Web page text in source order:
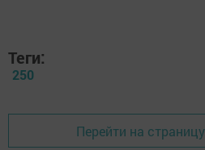
Теги:
250
Перейти на